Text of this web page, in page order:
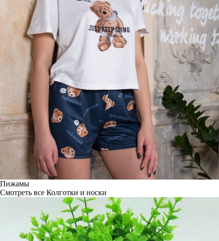
Пижамы
Смотреть все Колготки и носки